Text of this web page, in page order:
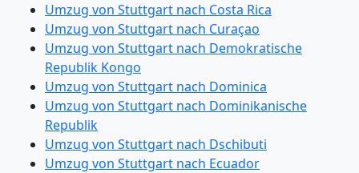
Umzug von Stuttgart nach Costa Rica
Umzug von Stuttgart nach Curaçao
Umzug von Stuttgart nach Demokratische
Republik Kongo
Umzug von Stuttgart nach Dominica
Umzug von Stuttgart nach Dominikanische
Republik
Umzug von Stuttgart nach Dschibuti
Umzug von Stuttgart nach Ecuador